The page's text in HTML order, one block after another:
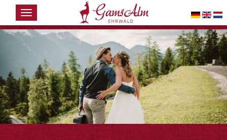
HOME
GAMSALM
WINTER
SOMMER
VERANSTALTUNGEN